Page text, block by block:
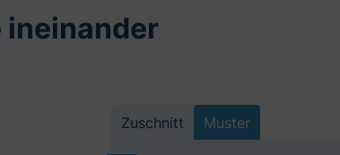
ineinander
Zuschnitt Muster